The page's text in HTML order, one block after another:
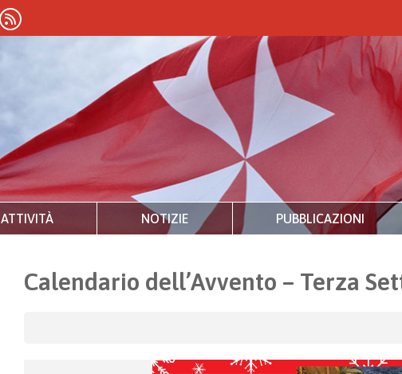
ATTIVITÀ NOTIZIE PUBBLICAZIONI
Calendario dell’Avvento – Terza